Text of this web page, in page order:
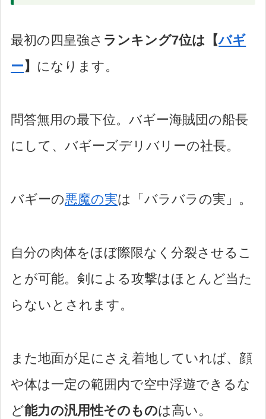
最初の四皇強さ ランキング7位は【バギ
ー】 になります。
問答無用の最下位。バギー海賊団の船長
にして、バギーズデリバリーの社長。
バギーの悪魔の実は「バラバラの実」。
自分の肉体をほぼ際限なく分裂させるこ
とが可能。剣による攻撃はほとんど当た
らないとされます。
また地面が足にさえ着地していれば、顔
や体は一定の範囲内で空中浮遊できるな
ど能力の汎用性そのものは高い。